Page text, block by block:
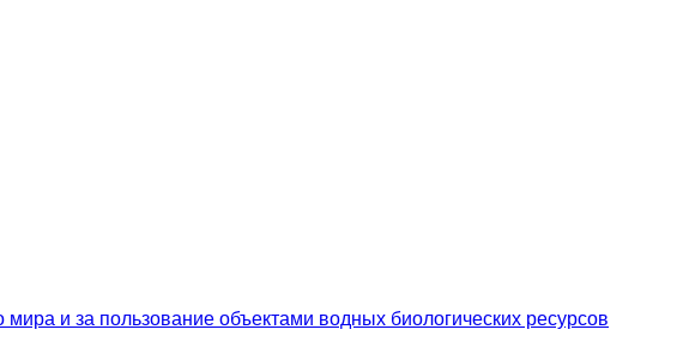
и за пользование объектами водных биологических ресурсов